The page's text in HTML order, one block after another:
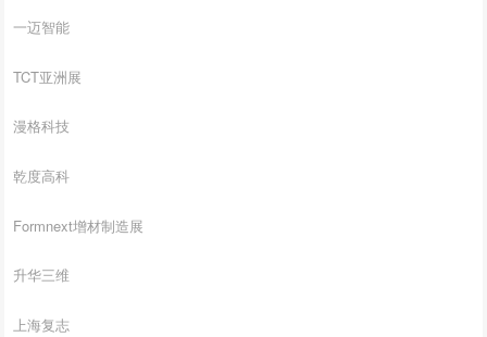
一迈智能
TCT亚洲展
漫格科技
乾度高科
Formnext增材制造展
升华三维
上海复志